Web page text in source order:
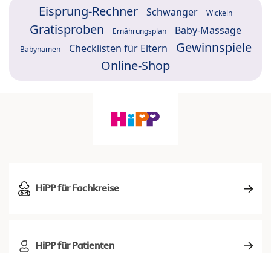
Eisprung-Rechner Schwanger Wickeln
Gratisproben Ernährungsplan Baby-Massage
Babynamen Checklisten für Eltern
Gewinnspiele
Online-Shop
HiPP für Fachkreise
HiPP für Patienten